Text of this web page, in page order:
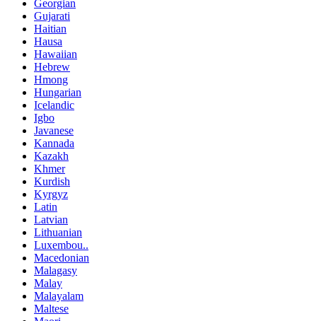
Georgian
Gujarati
Haitian
Hausa
Hawaiian
Hebrew
Hmong
Hungarian
Icelandic
Igbo
Javanese
Kannada
Kazakh
Khmer
Kurdish
Kyrgyz
Latin
Latvian
Lithuanian
Luxembou..
Macedonian
Malagasy
Malay
Malayalam
Maltese